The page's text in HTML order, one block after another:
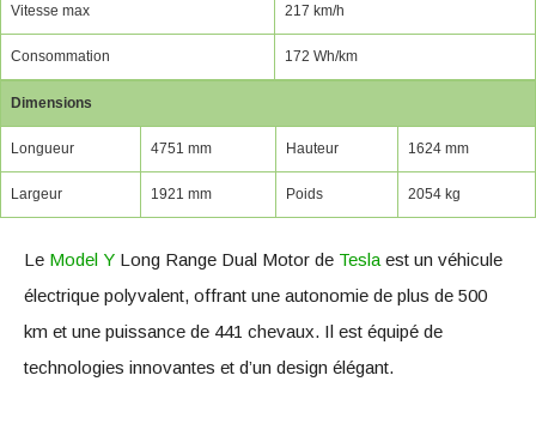
Vitesse max 217 km/h
Consommation 172 Wh/km
Dimensions
Longueur 4751 mm Hauteur 1624 mm
Largeur 1921 mm Poids 2054 kg
Le Model Y Long Range Dual Motor de Tesla est un véhicule
électrique polyvalent, offrant une autonomie de plus de 500
km et une puissance de 441 chevaux. Il est équipé de
technologies innovantes et d’un design élégant.